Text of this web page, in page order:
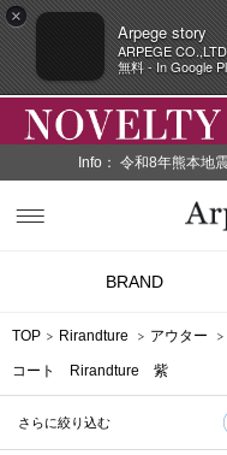
×
Arpege story
ARPEGE
無料 - In Google
Info： 令和8年熊本地
BRAND
TOP Rirandture アウター
コート Rirandture 紫
さらに絞り込む